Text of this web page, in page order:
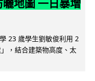
地圖 一日暴增
23 歲學生劉敏俊利用 2
，結合建築物高度、太